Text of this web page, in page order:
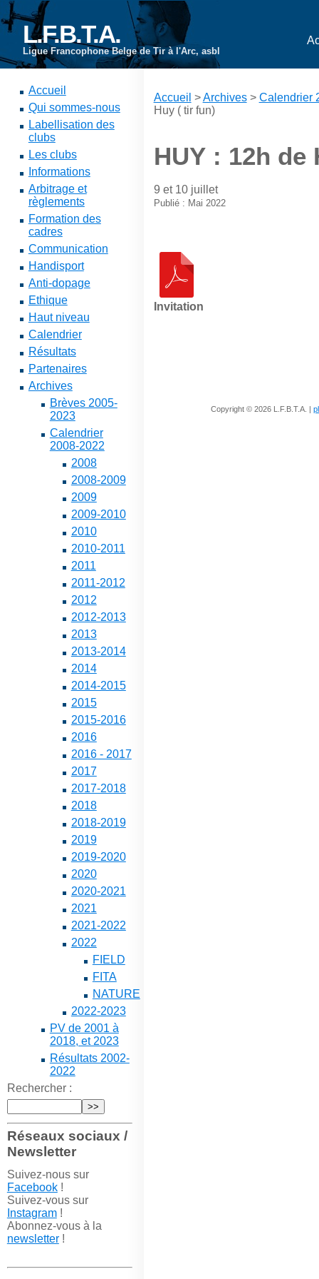
L.F.B.T.A.
Ligue Francophone Belge de Tir à l'Arc, asbl
Accueil
Qui sommes-nous
Labellisation des
clubs
Les clubs
Informations
Arbitrage et
règlements
Formation des
cadres
Communication
Handisport
Anti-dopage
Ethique
Haut niveau
Calendrier
Résultats
Partenaires
Archives
Brèves 2005-
2023
Calendrier
2008-2022
2008
2008-2009
2009
2009-2010
2010
2010-2011
2011
2011-2012
2012
2012-2013
2013
2013-2014
2014
2014-2015
2015
2015-2016
2016
2016 - 2017
2017
2017-2018
2018
2018-2019
2019
2019-2020
2020
2020-2021
2021
2021-2022
2022
FIELD
FITA
NATURE
2022-2023
PV de 2001 à
2018, et 2023
Résultats 2002-
2022
Rechercher :
Réseaux sociaux /
Newsletter
Suivez-nous sur
Facebook!
Suivez-vous sur
Instagram!
Abonnez-vous à la
newsletter!
Accueil >Archives> Calendrier
Huy ( tir fun)
HUY : 12h
9 et 10 juillet
Publié : Mai 2022
Invitation
Copyright © 2026 L.F.B.T.A. |